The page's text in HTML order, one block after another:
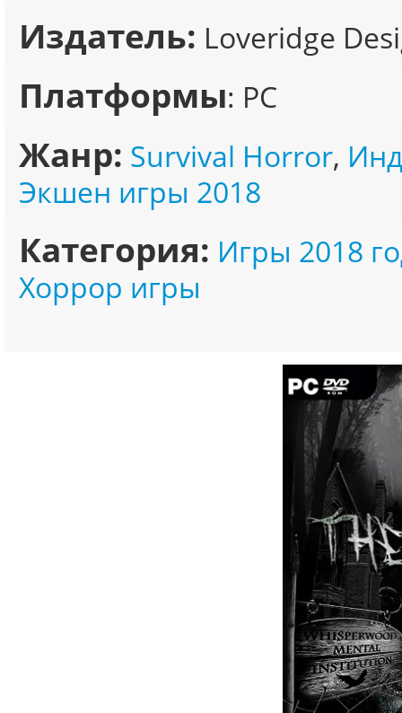
Издатель: Loveridge
Платформы: PC
Жанр: Survival Horror,
Экшен игры 2018
Категория: Игры 2018
Хоррор игры